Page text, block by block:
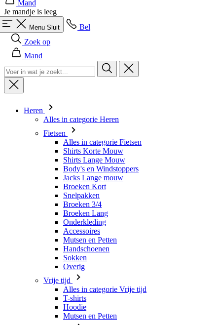
Mand
Je mandje is leeg
Menu Sluit
Bel
Zoek op
Mand
Heren
Alles in categorie Heren
Fietsen
Alles in categorie Fietsen
Shirts Korte Mouw
Shirts Lange Mouw
Body's en Windstoppers
Jacks Lange mouw
Broeken Kort
Snelpakken
Broeken 3/4
Broeken Lang
Onderkleding
Accessoires
Mutsen en Petten
Handschoenen
Sokken
Overig
Vrije tijd
Alles in categorie Vrije tijd
T-shirts
Hoodie
Mutsen en Petten